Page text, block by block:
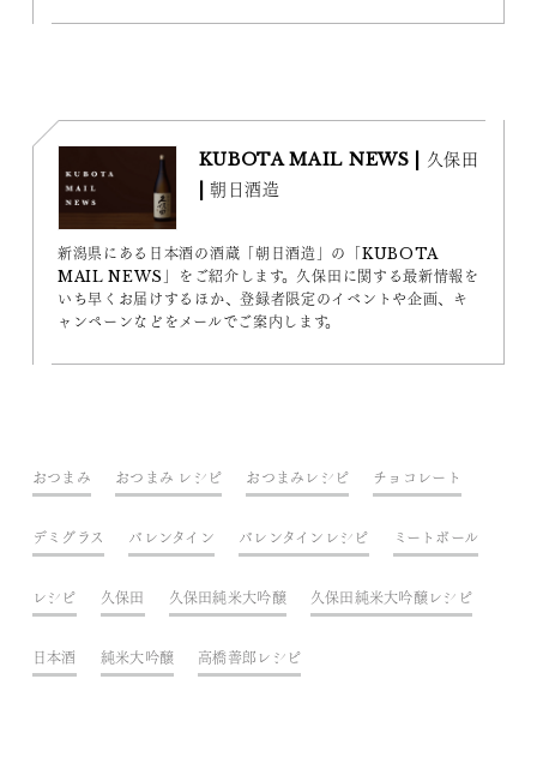
KUBOTA MAIL NEWS | 久保田
| 朝日酒造
新潟県にある日本酒の酒蔵「朝日酒造」の「KUBOTA
MAIL NEWS」をご紹介します。久保田に関する最新情報を
いち早くお届けするほか、登録者限定のイベントや企画、キ
ャンペーンなどをメールでご案内します。
おつまみ おつまみ レシピ おつまみレシピ チョコレート
デミグラス バレンタイン バレンタインレシピ ミートボール
レシピ 久保田 久保田純米大吟醸 久保田純米大吟醸レシピ
日本酒 純米大吟醸 高橋善郎レシピ